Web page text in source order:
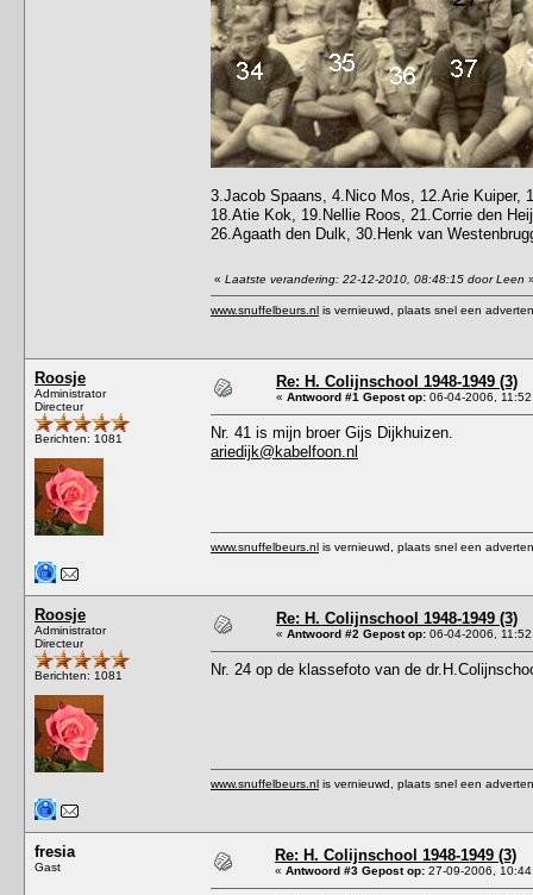
3.Jacob Spaans, 4.Nico Mos, 12.Arie Kuiper,
18.Atie Kok, 19.Nellie Roos, 21.Corrie den
26.Agaath den Dulk, 30.Henk van
« Laatste verandering: 22-12-2010, 08:48:15 door Leen
www.snuffelbeurs.nl is vernieuwd, plaats snel een
Roosje
Administrator
Directeur
Berichten: 1081
Re: H. Colijnschool 1948-1949 (3)
« Antwoord #1 Gepost op: 06-04-2006,
Nr. 41 is mijn broer Gijs Dijkhuizen.
ariedijk@kabelfoon.nl
www.snuffelbeurs.nl is vernieuwd, plaats snel een
Roosje
Administrator
Directeur
Berichten: 1081
Re: H. Colijnschool 1948-1949 (3)
« Antwoord #2 Gepost op: 06-04-2006,
Nr. 24 op de klassefoto van de
www.snuffelbeurs.nl is vernieuwd, plaats snel een
fresia
Gast
Re: H. Colijnschool 1948-1949 (3)
« Antwoord #3 Gepost op: 27-09-2006,